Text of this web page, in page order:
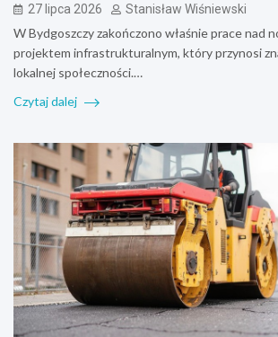
27 lipca 2026 Stanisław Wiśniewski
W Bydgoszczy zakończono właśnie prace nad
projektem infrastrukturalnym, który przynosi
lokalnej społeczności.…
Czytaj dalej